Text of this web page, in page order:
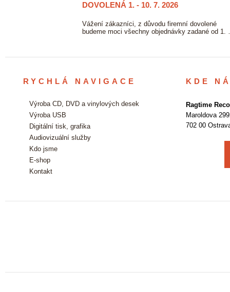
DOVOLENÁ 1. - 10. 7. 2026
Vážení zákazníci, z důvodu firemní dovolené
budeme moci všechny objednávky zadané od
RYCHLÁ NAVIGACE
Výroba CD, DVD a vinylových desek
Výroba USB
Digitální tisk, grafika
Audiovizuální služby
Kdo jsme
E-shop
Kontakt
KDE
Ragtime
Maroldova
702 00